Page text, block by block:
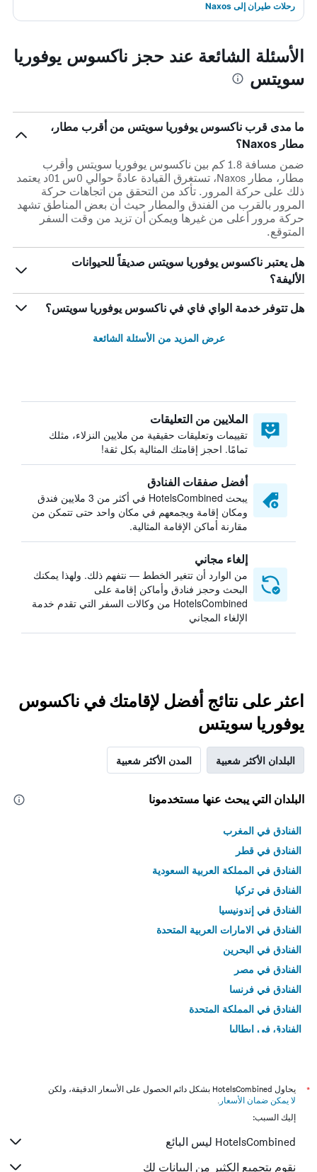
رحلات طيران إلى Naxos
الأسئلة الشائعة عند حجز ناكسوس يوفوريا
سويتس
ما مدى قرب ناكسوس يوفوريا سويتس من أقرب مطار،
مطار Naxos؟
ضمن مسافة 1.8 كم بين ناكسوس يوفوريا سويتس وأقرب
مطار، مطار Naxos، تستغرق القيادة عادةً حوالي 0س 01د يعتمد
ذلك على حركة المرور. تأكد من التحقق من اتجاهات حركة
المرور بالقرب من الفندق والمطار حيث أن بعض المناطق تشهد
حركة مرور أعلى من غيرها ويمكن أن تزيد من وقت السفر
المتوقع.
هل يعتبر ناكسوس يوفوريا سويتس صديقاً للحيوانات
الأليفة؟
هل تتوفر خدمة الواي فاي في ناكسوس يوفوريا سويتس؟
عرض المزيد من الأسئلة الشائعة
الملايين من التعليقات
تقييمات وتعليقات حقيقية من ملايين النزلاء، مثلك
تمامًا. احجز إقامتك المثالية بكل ثقة!
أفضل صفقات الفنادق
يبحث HotelsCombined في أكثر من 3 ملايين فندق
ومكان إقامة ويجمعهم في مكان واحد حتى تتمكن من
مقارنة أماكن الإقامة المثالية.
إلغاء مجاني
من الوارد أن تتغير الخطط — نتفهم ذلك. ولهذا يمكنك
البحث وحجز فنادق وأماكن إقامة على
HotelsCombined من وكالات السفر التي تقدم خدمة
الإلغاء المجاني
اعثر على نتائج أفضل لإقامتك في ناكسوس
يوفوريا سويتس
البلدان الأكثر شعبية المدن الأكثر شعبية
البلدان التي يبحث عنها مستخدمونا
الفنادق في المغرب
الفنادق في قطر
الفنادق في المملكة العربية السعودية
الفنادق في تركيا
الفنادق في إندونيسيا
الفنادق في الامارات العربية المتحدة
الفنادق في البحرين
الفنادق في مصر
الفنادق في فرنسا
الفنادق في المملكة المتحدة
الفنادق في إيطاليا
*
يحاول HotelsCombined بشكل دائم الحصول على الأسعار الدقيقة، ولكن
لا يمكن ضمان الأسعار .
إليك السبب:
HotelsCombined ليس البائع
نقوم بتجميع الكثير من البيانات لك